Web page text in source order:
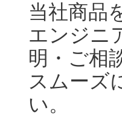
当社商品
エンジニ
明・ご相
スムーズ
い。